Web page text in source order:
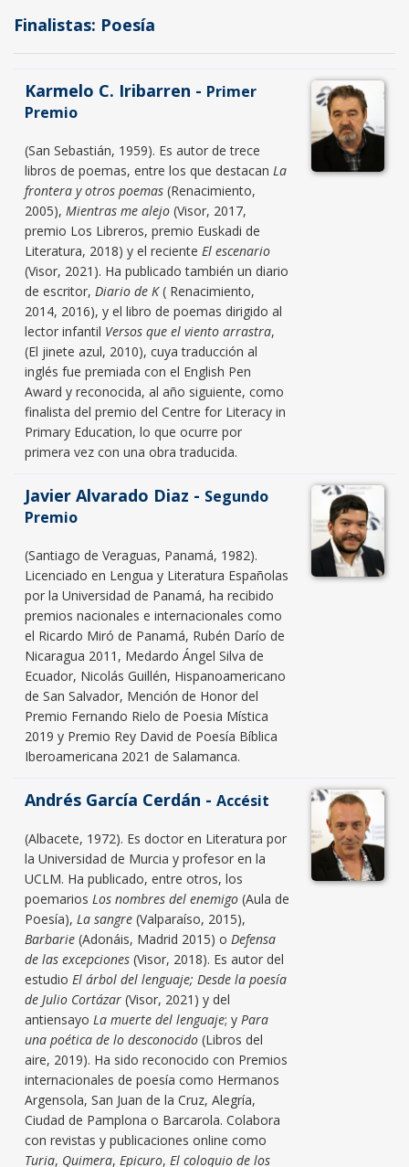
Finalistas: Poesía
Karmelo C. Iribarren - Primer
Premio
(San Sebastián, 1959). Es autor de trece
libros de poemas, entre los que destacan La
frontera y otros poemas (Renacimiento,
2005), Mientras me alejo (Visor, 2017,
premio Los Libreros, premio Euskadi de
Literatura, 2018) y el reciente El escenario
(Visor, 2021). Ha publicado también un diario
de escritor, Diario de K( Renacimiento,
2014, 2016), y el libro de poemas dirigido al
lector infantil Versos que el viento arrastra,
(El jinete azul, 2010), cuya traducción al
inglés fue premiada con el English Pen
Award y reconocida, al año siguiente, como
finalista del premio del Centre for Literacy in
Primary Education, lo que ocurre por
primera vez con una obra traducida.
Javier Alvarado Diaz - Segundo
Premio
(Santiago de Veraguas, Panamá, 1982).
Licenciado en Lengua y Literatura Españolas
por la Universidad de Panamá, ha recibido
premios nacionales e internacionales como
el Ricardo Miró de Panamá, Rubén Darío de
Nicaragua 2011, Medardo Ángel Silva de
Ecuador, Nicolás Guillén, Hispanoamericano
de San Salvador, Mención de Honor del
Premio Fernando Rielo de Poesia Mística
2019 y Premio Rey David de Poesía Bíblica
Iberoamericana 2021 de Salamanca.
Andrés García Cerdán - Accésit
(Albacete, 1972). Es doctor en Literatura por
la Universidad de Murcia y profesor en la
UCLM. Ha publicado, entre otros, los
poemarios Los nombres del enemigo (Aula de
Poesía), La sangre (Valparaíso, 2015),
Barbarie (Adonáis, Madrid 2015) o Defensa
de las excepciones (Visor, 2018). Es autor del
estudio El árbol del lenguaje; Desde la poesía
de Julio Cortázar (Visor, 2021) y del
antiensayo La muerte del lenguaje; y Para
una poética de lo desconocido (Libros del
aire, 2019). Ha sido reconocido con Premios
internacionales de poesía como Hermanos
Argensola, San Juan de la Cruz, Alegría,
Ciudad de Pamplona o Barcarola. Colabora
con revistas y publicaciones online como
Turia, Quimera, Epicuro, El coloquio de los